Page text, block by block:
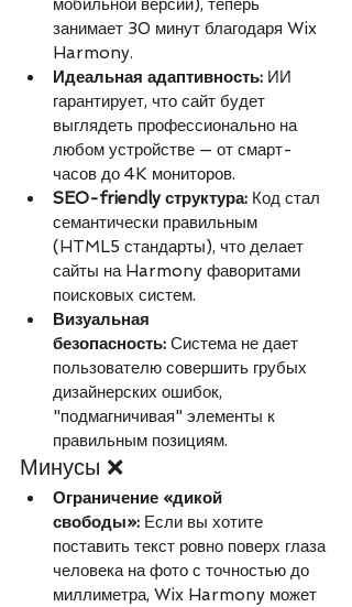
мобильной версии), теперь
занимает 30 минут благодаря Wix
Harmony.
Идеальная адаптивность: ИИ
гарантирует, что сайт будет
выглядеть профессионально на
любом устройстве — от смарт-
часов до 4K мониторов.
SEO-friendly структура: Код стал
семантически правильным
(HTML5 стандарты), что делает
сайты на Harmony фаворитами
поисковых систем.
Визуальная
безопасность: Система не дает
пользователю совершить грубых
дизайнерских ошибок,
"подмагничивая" элементы к
правильным позициям.
Минусы ❌
Ограничение «дикой
свободы»: Если вы хотите
поставить текст ровно поверх глаза
человека на фото с точностью до
миллиметра, Wix Harmony может